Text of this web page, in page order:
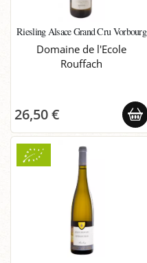
Riesling Alsace Grand Cru Vorbourg
Domaine de l'Ecole
Rouffach
26,50 €